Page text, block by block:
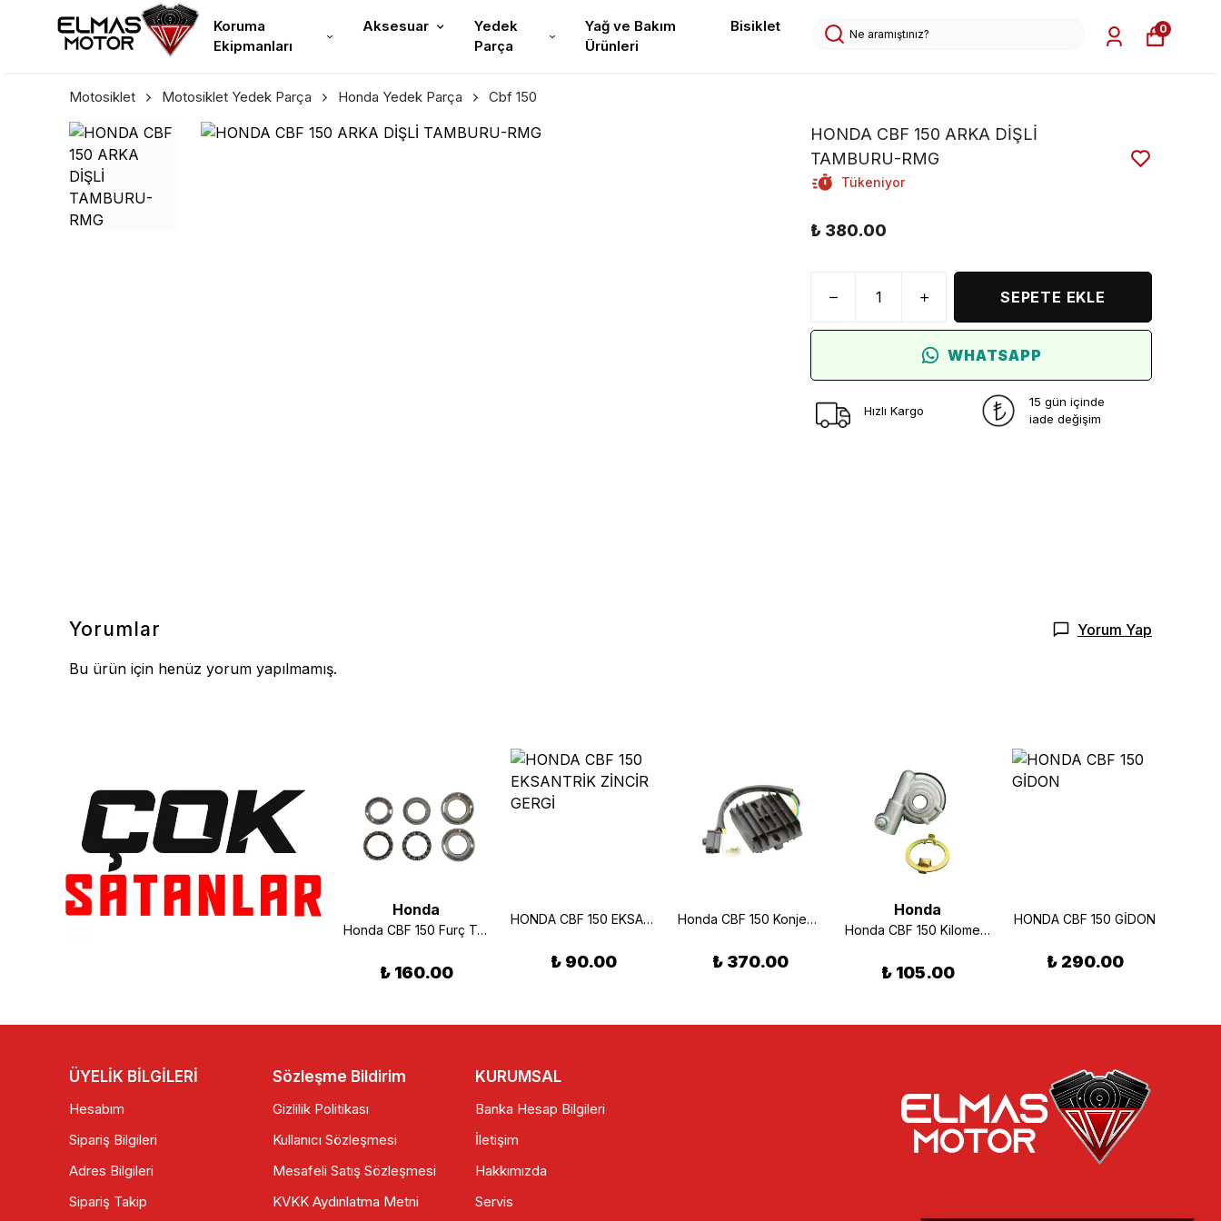
Koruma
Ekipmanları
Aksesuar
Yedek
Parça
Yağ ve Bakım
Ürünleri
Bisiklet 0
Motosiklet Motosiklet Yedek Parça Honda Yedek Parça Cbf 150
HONDA CBF 150 ARKA DİŞLİ
TAMBURU-RMG
Tükeniyor
₺ 380.00
SEPETE EKLE
WHATSAPP
Hızlı Kargo
15 gün içinde
iade değişim
Yorumlar Yorum Yap
Bu ürün için henüz yorum yapılmamış.
Honda Honda Honda
Honda CBF 150 Furç Takımı
₺ 160.00
HONDA CBF 150 EKSANTRİK ZİNCİR GERGİ
₺ 90.00
Honda CBF 150 Konjektör Yeni Model
₺ 370.00
Honda
Honda CBF 150 Kilometre Rediktörü
₺ 105.00
HONDA CBF 150 GİDON
₺ 290.00
ÜYELİK BİLGİLERİ
Hesabım
Sipariş Bilgileri
Adres Bilgileri
Sipariş Takip
Sözleşme Bildirim
Gizlilik Politikası
Kullanıcı Sözleşmesi
Mesafeli Satış Sözleşmesi
KVKK Aydınlatma Metni
KURUMSAL
Banka Hesap Bilgileri
İletişim
Hakkımızda
Servis